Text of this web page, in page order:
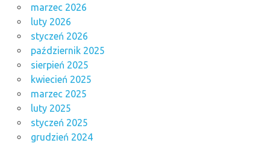
marzec 2026
luty 2026
styczeń 2026
październik 2025
sierpień 2025
kwiecień 2025
marzec 2025
luty 2025
styczeń 2025
grudzień 2024